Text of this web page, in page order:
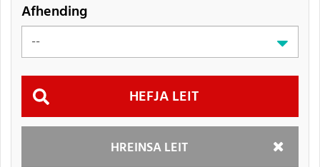
Afhending
HREINSA LEIT
Hefja